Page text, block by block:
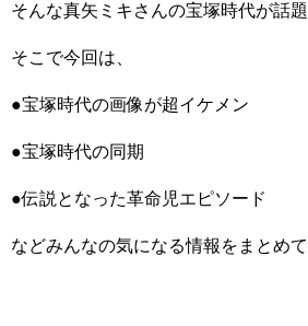
そんな真矢ミキさんの宝塚時代が話
そこで今回は、
●宝塚時代の画像が超イケメン
●宝塚時代の同期
●伝説となった革命児エピソード
などみんなの気になる情報をまとめて